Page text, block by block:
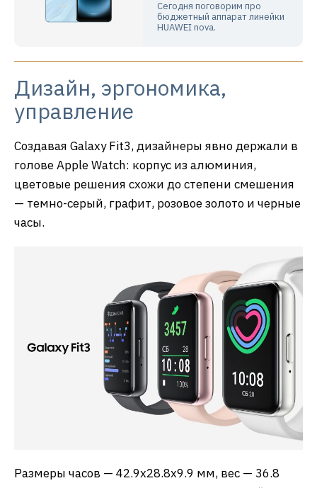
Сегодня поговорим про
бюджетный аппарат линейки
HUAWEI nova.
Дизайн, эргономика,
управление
Создавая Galaxy Fit3, дизайнеры явно держали в
голове Apple Watch: корпус из алюминия,
цветовые решения схожи до степени смешения
— темно-серый, графит, розовое золото и черные
часы.
Размеры часов — 42.9х28.8х9.9 мм, вес — 36.8